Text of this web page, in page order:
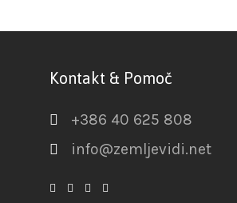
Kontakt & Pomoč
+386 40 625 808
info@zemljevidi.net